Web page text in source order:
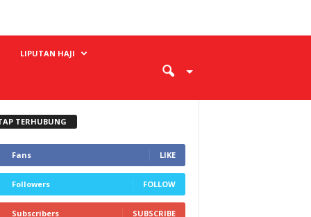
LIPUTAN HAJI
TERHUBUNG
Fans LIKE
Followers FOLLOW
Subscribers SUBSCRIBE